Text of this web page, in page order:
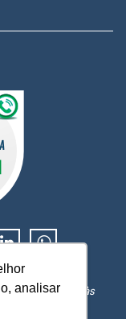
analisar
e financeira.
às 12h e 14h às
ou locais.